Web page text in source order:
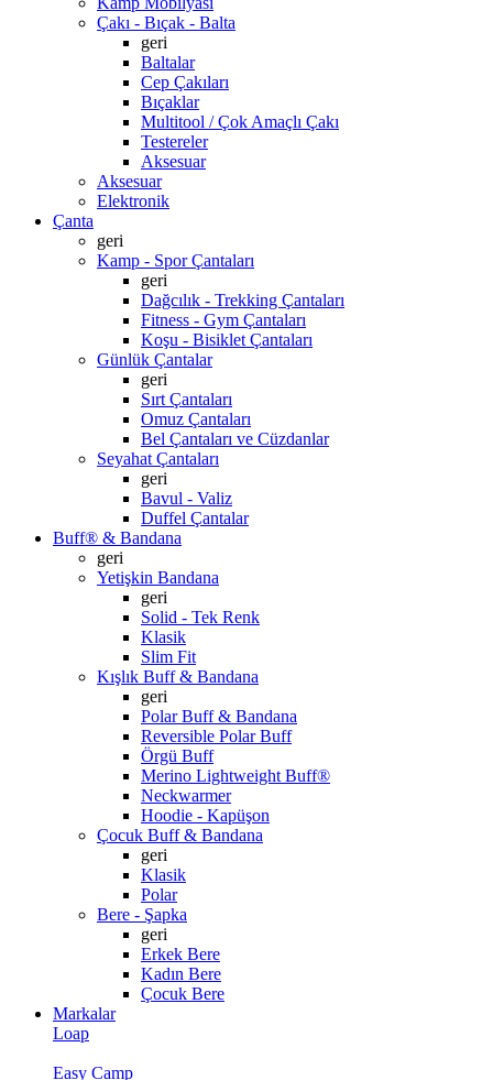
Çakı - Bıçak - Balta
geri
Baltalar
Cep Çakıları
Bıçaklar
Multitool / Çok Amaçlı Çakı
Testereler
Aksesuar
Aksesuar
Elektronik
Çanta
geri
Kamp - Spor Çantaları
geri
Dağcılık - Trekking Çantaları
Fitness - Gym Çantaları
Koşu - Bisiklet Çantaları
Günlük Çantalar
geri
Sırt Çantaları
Omuz Çantaları
Bel Çantaları ve Cüzdanlar
Seyahat Çantaları
geri
Bavul - Valiz
Duffel Çantalar
Buff® & Bandana
geri
Yetişkin Bandana
geri
Solid - Tek Renk
Klasik
Slim Fit
Kışlık Buff & Bandana
geri
Polar Buff & Bandana
Reversible Polar Buff
Örgü Buff
Merino Lightweight Buff®
Neckwarmer
Hoodie - Kapüşon
Çocuk Buff & Bandana
geri
Klasik
Polar
Bere - Şapka
geri
Erkek Bere
Kadın Bere
Çocuk Bere
Markalar
Loap
Easy Camp